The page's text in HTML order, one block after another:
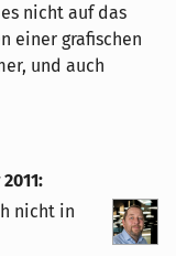
nicht auf das
einer grafischen
und auch
:
nicht in